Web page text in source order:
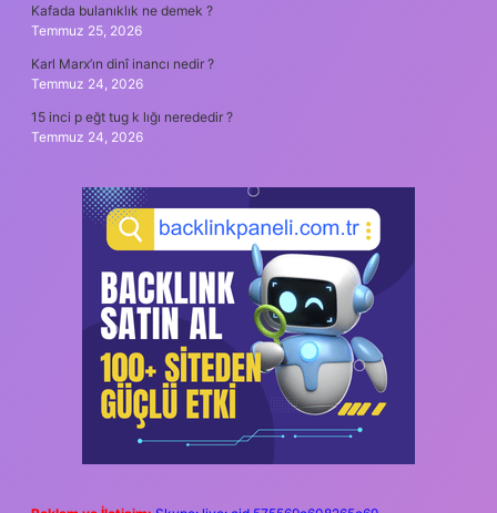
Kafada bulanıklık ne demek ?
Temmuz 25, 2026
Karl Marx’ın dinî inancı nedir ?
Temmuz 24, 2026
15 inci p eğt tug k lığı nerededir ?
Temmuz 24, 2026